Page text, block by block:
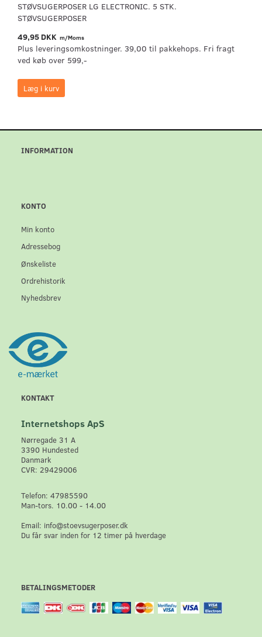
STØVSUGERPOSER LG ELECTRONIC. 5 STK.
STØVSUGERPOSER
49,95 DKK m/Moms
Plus leveringsomkostninger. 39,00 til pakkehops. Fri fragt
ved køb over 599,-
Læg i kurv
INFORMATION
KONTO
Min konto
Adressebog
Ønskeliste
Ordrehistorik
Nyhedsbrev
KONTAKT
Internetshops ApS
Nørregade 31 A
3390 Hundested
Danmark
CVR: 29429006
Telefon: 47985590
Man-tors. 10.00 - 14.00
Email: info@stoevsugerposer.dk
Du får svar inden for 12 timer på hverdage
BETALINGSMETODER